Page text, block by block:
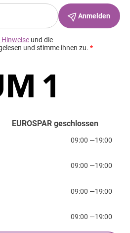
EUROSPAR geschlossen
09:00 —19:00
09:00 —19:00
09:00 —19:00
09:00 —19:00